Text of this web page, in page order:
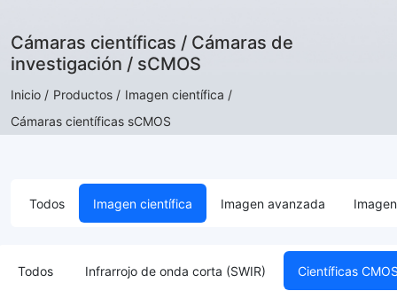
Cámaras científicas / Cámaras de
investigación / sCMOS
Inicio / Productos / Imagen científica /
Cámaras científicas sCMOS
Todos Imagen científica Imagen avanzada
Todos Infrarrojo de onda corta (SWIR) Científicas